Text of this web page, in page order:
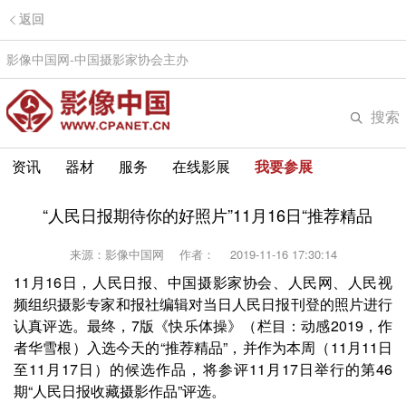
返回
影像中国网-中国摄影家协会主办
搜索
资讯 器材 服务 在线影展 我要参展
“人民日报期待你的好照片”11月16日“推荐精品
来源：影像中国网 作者： 2019-11-16 17:30:14
11月16日，人民日报、中国摄影家协会、人民网、人民视
频组织摄影专家和报社编辑对当日人民日报刊登的照片进行
认真评选。最终，7版《快乐体操》（栏目：动感2019，作
者华雪根）入选今天的“推荐精品”，并作为本周（11月11日
至11月17日）的候选作品，将参评11月17日举行的第46
期“人民日报收藏摄影作品”评选。